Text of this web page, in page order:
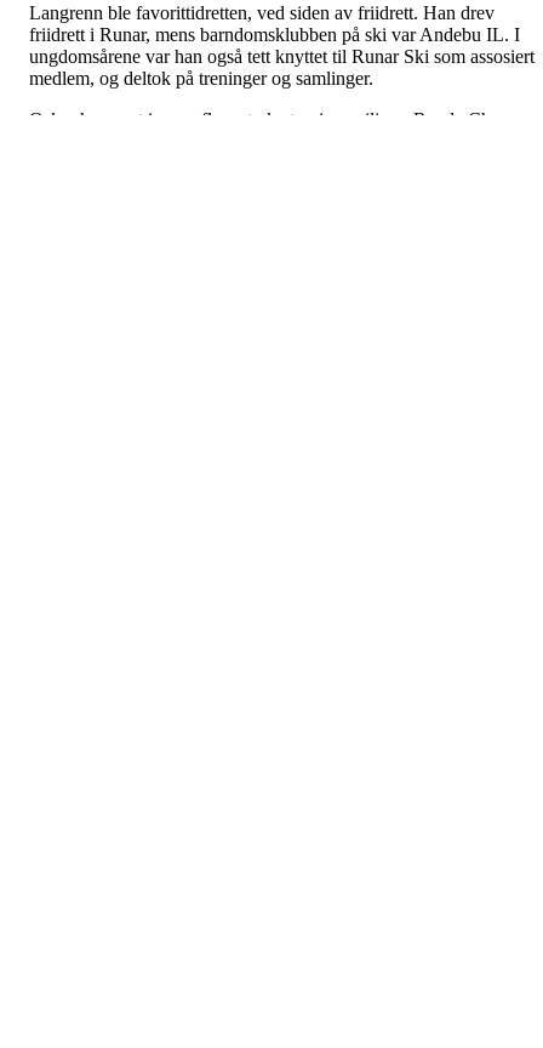
Langrenn ble favorittidretten, ved siden av friidrett. Han drev
friidrett i Runar, mens barndomsklubben på ski var Andebu IL. I
ungdomsårene var han også tett knyttet til Runar Ski som assosiert
medlem, og deltok på treninger og samlinger.
Oskar har vært innom flere sterke treningsmiljøer: Ragde Charge